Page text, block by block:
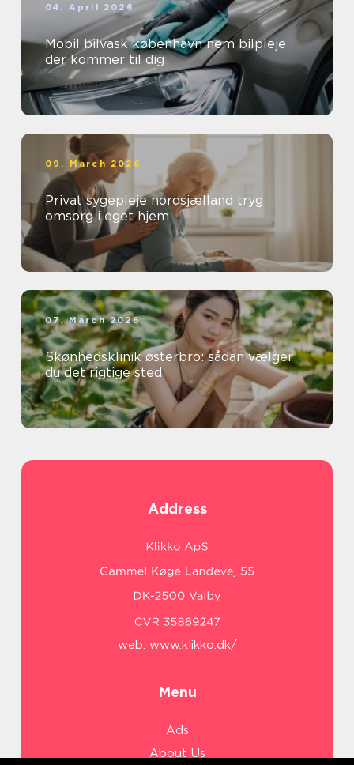
04. April 2026
Mobil bilvask københavn nem bilpleje
der kommer til dig
09. March 2026
Privat sygepleje nordsjælland tryg
omsorg i eget hjem
07. March 2026
Skønhedsklinik østerbro: sådan vælger
du det rigtige sted
Address
web: www.klikko.dk/
Menu
Ads
About Us